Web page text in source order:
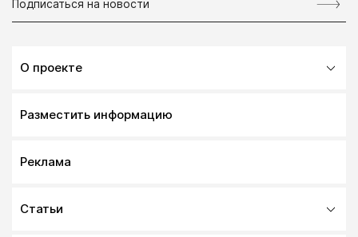
О проекте
Разместить информацию
Реклама
Статьи